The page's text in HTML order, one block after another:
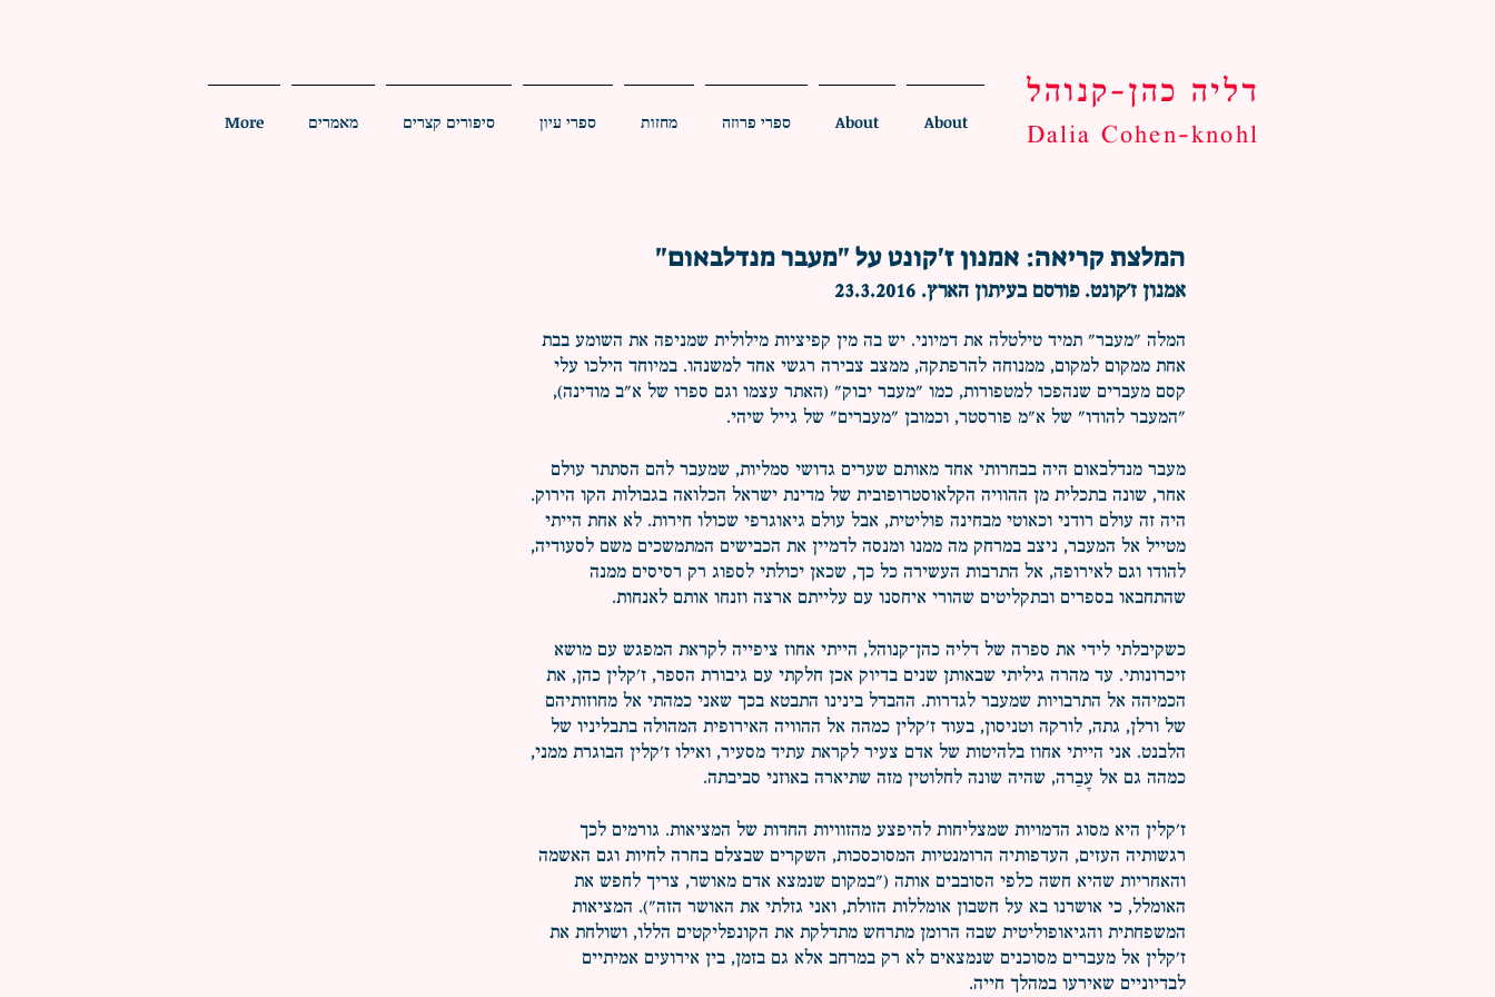
דליה כהן-קנוהל
Dalia Cohen-knohl
About
About ספרי פרוזה מחזות ספרי עיון סיפורים קצרים מאמרים More
המלצת קריאה: אמנון ז'קונט על "מעבר מנדלבאום"
אמנון ז'קונט. פורסם בעיתון הארץ. 23.3.2016
המלה "מעבר" תמיד טילטלה את דמיוני. יש בה מין קפיציות מילולית שמניפה את השומע בבת
אחת ממקום למקום, ממנוחה להרפתקה, ממצב צבירה רגשי אחד למשנהו. במיוחד הילכו עלי
קסם מעברים שנהפכו למטפורות, כמו "מעבר יבוק" (האתר עצמו וגם ספרו של א"ב מודינה),
"המעבר להודו" של א"מ פורסטר, וכמובן "מעברים" של גייל שיהי.
מעבר מנדלבאום היה בבחרותי אחד מאותם שערים גדושי סמליות, שמעבר להם הסתתר עולם
אחר, שונה בתכלית מן ההוויה הקלאוסטרופובית של מדינת ישראל הכלואה בגבולות הקו הירוק.
היה זה עולם רודני וכאוטי מבחינה פוליטית, אבל עולם גיאוגרפי שכולו חירות. לא אחת הייתי
מטייל אל המעבר, ניצב במרחק מה ממנו ומנסה לדמיין את הכבישים המתמשכים משם לסעודיה,
להודו וגם לאירופה, אל התרבות העשירה כל כך, שכאן יכולתי לספוג רק רסיסים ממנה
שהתחבאו בספרים ובתקליטים שהורי איחסנו עם עלייתם ארצה וזנחו אותם לאנחות.
כשקיבלתי לידי את ספרה של דליה כהן־קנוהל, הייתי אחוז ציפייה לקראת המפגש עם מושא
זיכרונותי. עד מהרה גיליתי שבאותן שנים בדיוק אכן חלקתי עם גיבורת הספר, ז'קלין כהן, את
הכמיהה אל התרבויות שמעבר לגדרות. ההבדל בינינו התבטא בכך שאני כמהתי אל מחוזותיהם
של ורלן, גתה, לורקה וטניסון, בעוד ז'קלין כמהה אל ההוויה האירופית המהולה בתבליניו של
הלבנט. אני הייתי אחוז בלהיטות של אדם צעיר לקראת עתיד מסעיר, ואילו ז'קלין הבוגרת ממני,
כמהה גם אל עָבַרה, שהיה שונה לחלוטין מזה שתיארה באוזני סביבתה.
ז'קלין היא מסוג הדמויות שמצליחות להיפצע מהזוויות החדות של המציאות. גורמים לכך
רגשותיה העזים, העדפותיה הרומנטיות המסוכסכות, השקרים שבצלם בחרה לחיות וגם האשמה
והאחריות שהיא חשה כלפי הסובבים אותה ("במקום שנמצא אדם מאושר, צריך לחפש את
האומלל, כי אושרנו בא על חשבון אומללות הזולת, ואני גזלתי את האושר הזה"). המציאות
המשפחתית והגיאופוליטית שבה הרומן מתרחש מתדלקת את הקונפליקטים הללו, ושולחת את
ז'קלין אל מעברים מסוכנים שנמצאים לא רק במרחב אלא גם בזמן, בין אירועים אמיתיים
לבדיוניים שאירעו במהלך חייה.